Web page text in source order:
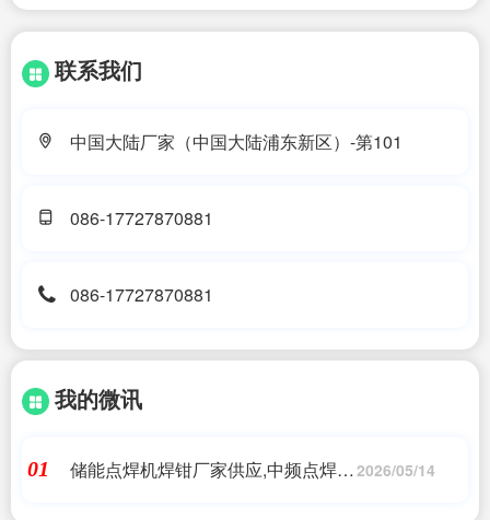
联系我们
中国大陆厂家（中国大陆浦东新区）-第101
086-17727870881
086-17727870881
我的微讯
01
储能点焊机焊钳厂家供应,中频点焊机 2026/05/14